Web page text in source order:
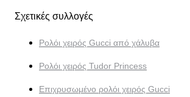
Σχετικές συλλογές
Ρολόι χειρός Gucci από χάλυβα
Ρολόι χειρός Tudor Princess
Επιχρυσωμένο ρολόι χειρός Gucci